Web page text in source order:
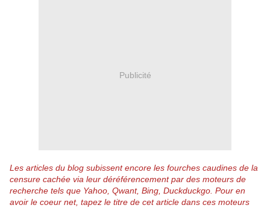
Publicité
Les articles du blog subissent encore les fourches caudines de la
censure cachée via leur déréférencement par des moteurs de
recherche tels que Yahoo, Qwant, Bing, Duckduckgo. Pour en
avoir le coeur net, tapez le titre de cet article dans ces moteurs